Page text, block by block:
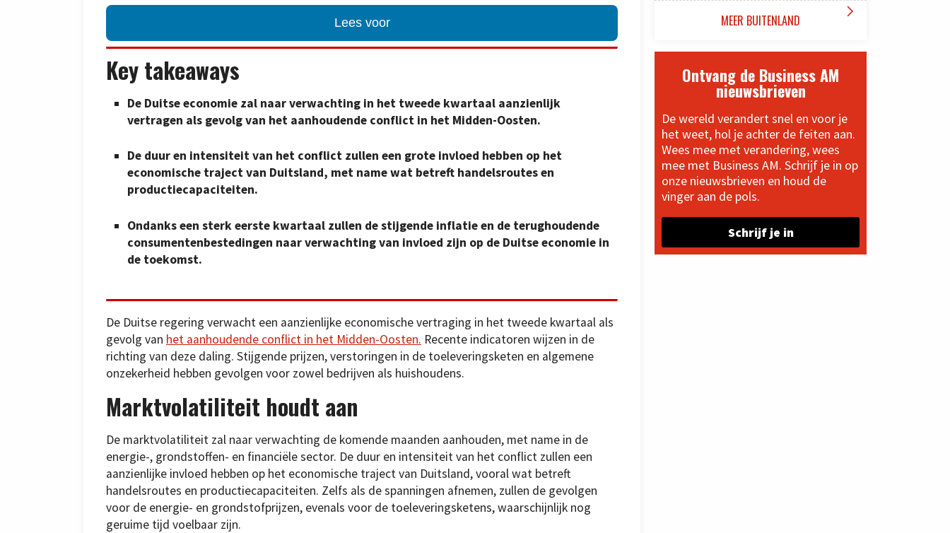
Lees voor
Key takeaways
De Duitse economie zal naar verwachting in het tweede kwartaal aanzienlijk
vertragen als gevolg van het aanhoudende conflict in het Midden-Oosten.
De duur en intensiteit van het conflict zullen een grote invloed hebben op het
economische traject van Duitsland, met name wat betreft handelsroutes en
productiecapaciteiten.
Ondanks een sterk eerste kwartaal zullen de stijgende inflatie en de terughoudende
consumentenbestedingen naar verwachting van invloed zijn op de Duitse economie in
de toekomst.
De Duitse regering verwacht een aanzienlijke economische vertraging in het tweede kwartaal als
gevolg van het aanhoudende conflict in het Midden-Oosten. Recente indicatoren wijzen in de
richting van deze daling. Stijgende prijzen, verstoringen in de toeleveringsketen en algemene
onzekerheid hebben gevolgen voor zowel bedrijven als huishoudens.
Marktvolatiliteit houdt aan
De marktvolatiliteit zal naar verwachting de komende maanden aanhouden, met name in de
energie-, grondstoffen- en financiële sector. De duur en intensiteit van het conflict zullen een
aanzienlijke invloed hebben op het economische traject van Duitsland, vooral wat betreft
handelsroutes en productiecapaciteiten. Zelfs als de spanningen afnemen, zullen de gevolgen
voor de energie- en grondstofprijzen, evenals voor de toeleveringsketens, waarschijnlijk nog
geruime tijd voelbaar zijn.
MEER BUITENLAND 
Ontvang de Business AM
nieuwsbrieven
De wereld verandert snel en voor je
het weet, hol je achter de feiten aan.
Wees mee met verandering, wees
mee met Business AM. Schrijf je in op
onze nieuwsbrieven en houd de
vinger aan de pols.
Schrijf je in